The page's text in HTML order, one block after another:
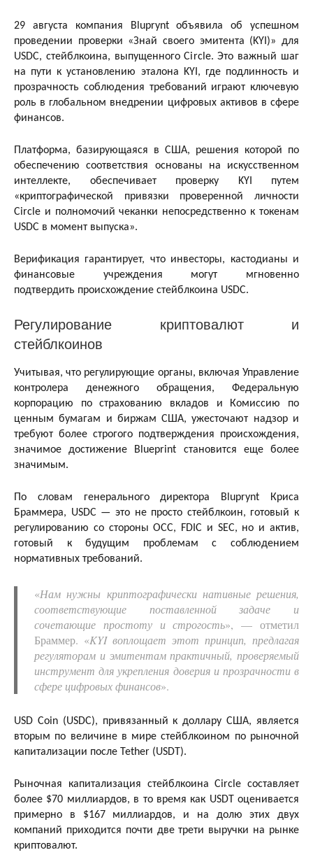
29 августа компания Bluprynt объявила об успешном
проведении проверки «Знай своего эмитента (KYI)» для
USDC, стейблкоина, выпущенного Circle. Это важный шаг
на пути к установлению эталона KYI, где подлинность и
прозрачность соблюдения требований играют ключевую
роль в глобальном внедрении цифровых активов в сфере
финансов.
Платформа, базирующаяся в США, решения которой по
обеспечению соответствия основаны на искусственном
интеллекте, обеспечивает проверку KYI путем
«криптографической привязки проверенной личности
Circle и полномочий чеканки непосредственно к токенам
USDC в момент выпуска».
Верификация гарантирует, что инвесторы, кастодианы и
финансовые учреждения могут мгновенно
подтвердить происхождение стейблкоина USDC.
Регулирование криптовалют и
стейблкоинов
Учитывая, что регулирующие органы, включая Управление
контролера денежного обращения, Федеральную
корпорацию по страхованию вкладов и Комиссию по
ценным бумагам и биржам США, ужесточают надзор и
требуют более строгого подтверждения происхождения,
значимое достижение Blueprint становится еще более
значимым.
По словам генерального директора Bluprynt Криса
Браммера, USDC — это не просто стейблкоин, готовый к
регулированию со стороны OCC, FDIC и SEC, но и актив,
готовый к будущим проблемам с соблюдением
нормативных требований.
«Нам нужны криптографически нативные решения,
соответствующие поставленной задаче и
сочетающие простоту и строгость», — отметил
Браммер. «KYI воплощает этот принцип, предлагая
регуляторам и эмитентам практичный, проверяемый
инструмент для укрепления доверия и прозрачности в
сфере цифровых финансов».
USD Coin (USDC), привязанный к доллару США, является
вторым по величине в мире стейблкоином по рыночной
капитализации после Tether (USDT).
Рыночная капитализация стейблкоина Circle составляет
более $70 миллиардов, в то время как USDT оценивается
примерно в $167 миллиардов, и на долю этих двух
компаний приходится почти две трети выручки на рынке
криптовалют.